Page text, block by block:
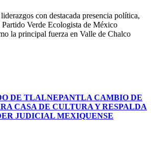
con destacada presencia política,
Verde Ecologista de México
la principal fuerza en Valle de Chalco
DE TLALNEPANTLA CAMBIO DE
CASA DE CULTURA Y RESPALDA
JUDICIAL MEXIQUENSE